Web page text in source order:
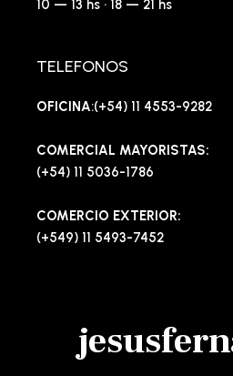
10 — 13 hs · 18 — 21 hs
TELEFONOS
OFICINA:(+54) 11 4553-9282
COMERCIAL MAYORISTAS:
(+54) 11 5036-1786
COMERCIO EXTERIOR:
(+549) 11 5493-7452